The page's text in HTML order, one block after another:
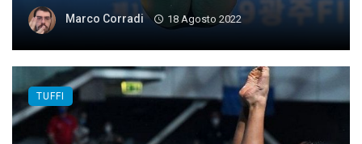
Marco Corradi 18 Agosto 2022
TUFFI